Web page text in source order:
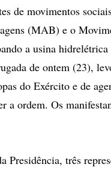
de movimentos
(MAB) e o
a usina
de ontem (23),
do Exército e de
a ordem. Os
Presidência, três